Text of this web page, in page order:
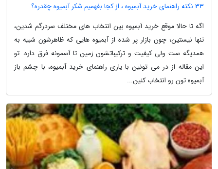
33 نکته راهنمای خرید آبمیوه ، از کجا بفهمیم شکر آبمیوه چقدره؟
اگه تا حالا موقع خرید آبمیوه بین انتخاب های مختلف سردرگم شدین،
تنها نیستین؛ چون بازار پر شده از آبمیوه هایی که ظاهرشون شبیه به
همدیگه ست ولی کیفیت و ترکیباتشون زمین تا آسمونه فرق داره. تو
این مقاله از در می تونین با یاری راهنمای خرید آبمیوه، با چشم باز
آبمیوه تون رو انتخاب کنین...